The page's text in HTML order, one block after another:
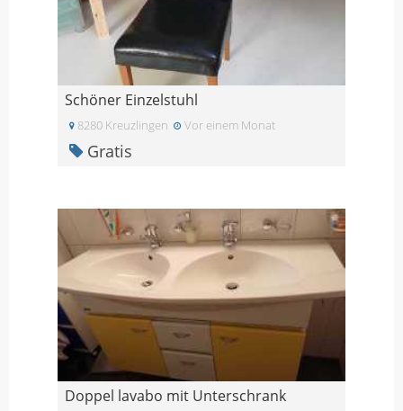
Schöner Einzelstuhl
8280 Kreuzlingen Vor einem Monat
Gratis
Doppel lavabo mit Unterschrank